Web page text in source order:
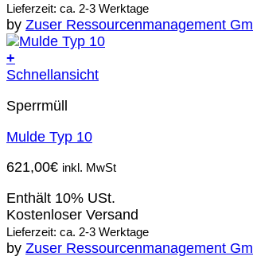
Lieferzeit: ca. 2-3 Werktage
by Zuser Ressourcenmanagement
+
Schnellansicht
Sperrmüll
Mulde Typ 10
621,00€ inkl. MwSt
Enthält 10% USt.
Kostenloser Versand
Lieferzeit: ca. 2-3 Werktage
by Zuser Ressourcenmanagement